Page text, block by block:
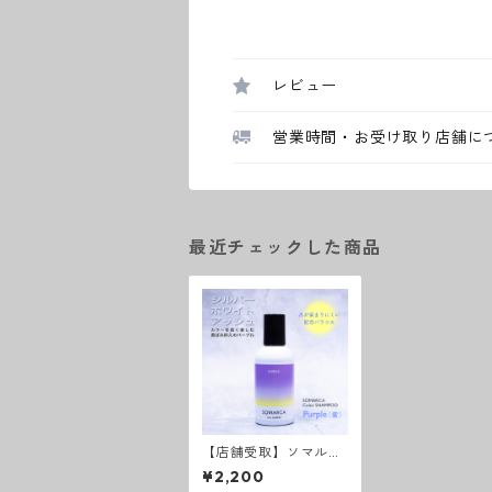
レビュー
営業時間・お受け取り店舗に
最近チェックした商品
【店舗受取】ソマル
カ カラーシャンプー
パープル
¥2,200